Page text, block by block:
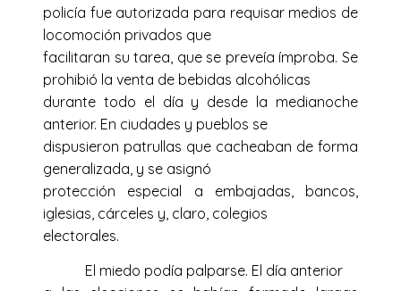
policía fue autorizada para requisar medios de
locomoción privados que
facilitaran su tarea, que se preveía ímproba. Se
prohibió la venta de bebidas alcohólicas
durante todo el día y desde la medianoche
anterior. En ciudades y pueblos se
dispusieron patrullas que cacheaban de forma
generalizada, y se asignó
protección especial a embajadas, bancos,
iglesias, cárceles y, claro, colegios
electorales.
El miedo podía palparse. El día anterior